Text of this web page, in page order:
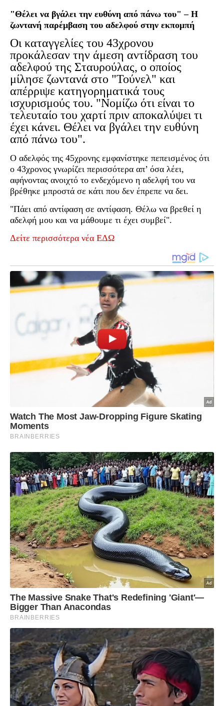
"Θέλει να βγάλει την ευθύνη από πάνω του" – Η
ζωντανή παρέμβαση του αδελφού στην εκπομπή
Οι καταγγελίες του 43χρονου
προκάλεσαν την άμεση αντίδραση του
αδελφού της Σταυρούλας, ο οποίος
μίλησε ζωντανά στο "Τούνελ" και
απέρριψε κατηγορηματικά τους
ισχυρισμούς του. "Νομίζω ότι είναι το
τελευταίο του χαρτί πριν αποκαλύψει τι
έχει κάνει. Θέλει να βγάλει την ευθύνη
από πάνω του".
Ο αδελφός της 45χρονης εμφανίστηκε πεπεισμένος ότι
ο 43χρονος γνωρίζει περισσότερα απ’ όσα λέει,
αφήνοντας ανοιχτό το ενδεχόμενο η αδελφή του να
βρέθηκε μπροστά σε κάτι που δεν έπρεπε να δει.
"Πάει από αντίφαση σε αντίφαση. Θέλω να βρεθεί η
αδελφή μου και να μάθουμε τι έχει συμβεί".
Δείτε περισσότερα νέα ΕΔΩ